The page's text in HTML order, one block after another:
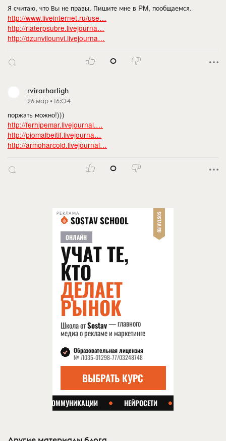
Я считаю, что Вы не правы. Пишите мне в PM, пообщаемся.
http://www.liveinternet.ru/use…
http://riaterpsubre.livejourna…
http://dzunvilounvi.livejourna…
0
rvirarharligh
26 мар • 16:04
поржать можно!)))
http://ferhipemar.livejournal.…
http://piomalbeitif.livejourna…
http://armoharcold.livejournal…
0
РЕКЛАМА